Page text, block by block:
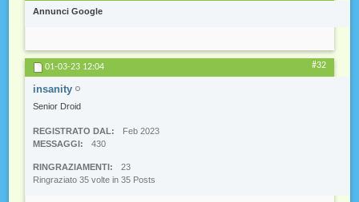
Annunci Google
01-03-23 12:04 #32
insanity
Senior Droid
REGISTRATO DAL
Feb 2023
MESSAGGI
430
RINGRAZIAMENTI
23
Ringraziato 35 volte in 35 Posts